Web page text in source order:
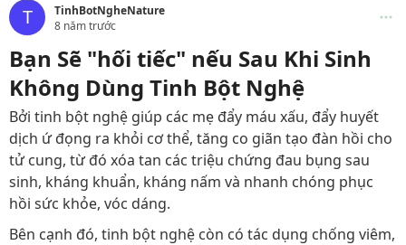
T
TinhBotNgheNature
8 năm trước
Bạn Sẽ "hối tiếc" nếu Sau Khi Sinh
Không Dùng Tinh Bột Nghệ
Bởi tinh bột nghệ giúp các mẹ đẩy máu xấu, đẩy huyết
dịch ứ đọng ra khỏi cơ thể, tăng co giãn tạo đàn hồi cho
tử cung, từ đó xóa tan các triệu chứng đau bụng sau
sinh, kháng khuẩn, kháng nấm và nhanh chóng phục
hồi sức khỏe, vóc dáng.
Bên cạnh đó, tinh bột nghệ còn có tác dụng chống viêm,